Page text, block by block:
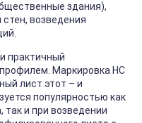
здания),
возведения
практичный
Маркировка НС
лист этот – и
популярностью как
так и при возведении